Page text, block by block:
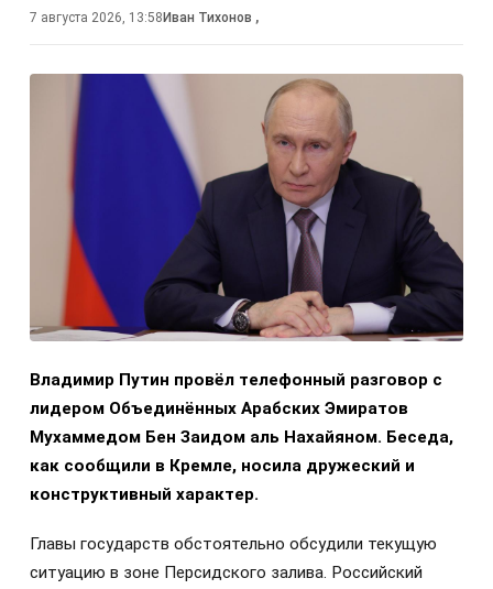
7 августа 2026, 13:58 Иван Тихонов ,
Владимир Путин провёл телефонный разговор с
лидером Объединённых Арабских Эмиратов
Мухаммедом Бен Заидом аль Нахайяном. Беседа,
как сообщили в Кремле, носила дружеский и
конструктивный характер.
Главы государств обстоятельно обсудили текущую
ситуацию в зоне Персидского залива. Российский